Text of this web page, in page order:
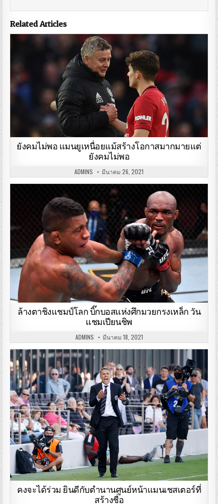
Related Articles
ยังคมไม่พอ แมนยูเหนื่อยแม้สร้างโอกาสมากมายแต่
ยังคมไม่พอ
ADMINS มีนาคม 26, 2021
ล้างตาชิงแชมป์โลก บิ๊กบอสแห่งศึกมวยกรงเหล็ก วัน
แชมเปียนชิพ
ADMINS มีนาคม 18, 2021
คงจะได้ร่วม ยินดีกับตำนานศูนย์หน้าแมนเชสเตอร์ที่
สร้างชื่อ